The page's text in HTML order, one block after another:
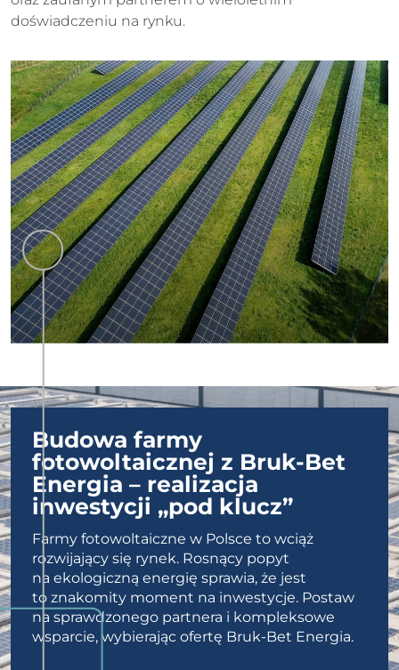
doświadczeniu na rynku.
Budowa farmy
fotowoltaicznej z Bruk-Bet
Energia – realizacja
inwestycji „pod klucz”
Farmy fotowoltaiczne w Polsce to wciąż
rozwijający się rynek. Rosnący popyt
na ekologiczną energię sprawia, że jest
to znakomity moment na inwestycje. Postaw
na sprawdzonego partnera i kompleksowe
wsparcie, wybierając ofertę Bruk-Bet Energia.